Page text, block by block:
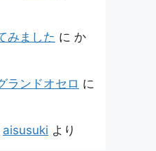
みました に か
ランドオセロ に
aisusuki より